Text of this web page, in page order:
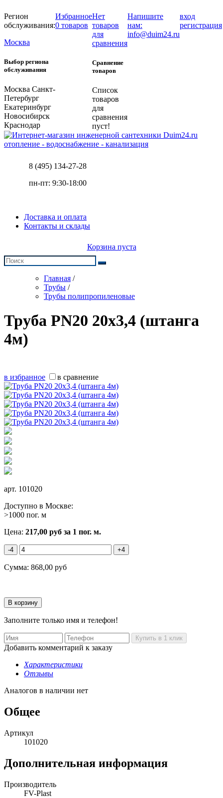
Регион
обслуживания:
Москва
Выбор региона
обслуживания
Москва Санкт-
Петербург
Екатеринбург
Новосибирск
Краснодар
Избранное
0 товаров
Нет
товаров
для
сравнения
Сравнение
товаров
Список
товаров
для
сравнения
пуст!
Напишите
нам:
info@duim24.ru
вход
регистрация
отопление - водоснабжение - канализация
8 (495) 134-27-28
пн-пт: 9:30-18:00
Доставка и оплата
Контакты и склады
Корзина пуста
Главная /
Трубы /
Трубы полипропиленовые
Труба PN20 20x3,4 (штанга
4м)
в избранное в сравнение
арт. 101020
Доступно в Москве:
>1000 пог. м
Цена: 217,00 руб за 1 пог. м.
-4 +4
Сумма: 868,00 руб
Заполните только имя и телефон!
Добавить комментарий к заказу
Характеристики
Отзывы
Аналогов в наличии нет
Общее
Артикул
101020
Дополнительная информация
Производитель
FV-Plast